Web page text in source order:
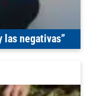
las negativas”